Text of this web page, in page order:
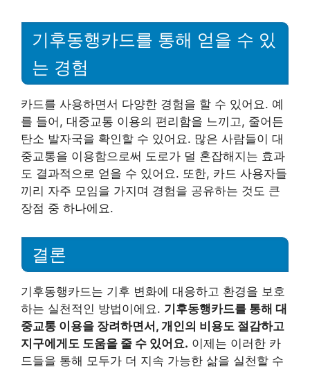
기후동행카드를 통해 얻을 수 있
는 경험
카드를 사용하면서 다양한 경험을 할 수 있어요. 예
를 들어, 대중교통 이용의 편리함을 느끼고, 줄어든
탄소 발자국을 확인할 수 있어요. 많은 사람들이 대
중교통을 이용함으로써 도로가 덜 혼잡해지는 효과
도 결과적으로 얻을 수 있어요. 또한, 카드 사용자들
끼리 자주 모임을 가지며 경험을 공유하는 것도 큰
장점 중 하나에요.
결론
기후동행카드는 기후 변화에 대응하고 환경을 보호
하는 실천적인 방법이에요. 기후동행카드를 통해 대
중교통 이용을 장려하면서, 개인의 비용도 절감하고
지구에게도 도움을 줄 수 있어요. 이제는 이러한 카
드들을 통해 모두가 더 지속 가능한 삶을 실천할 수